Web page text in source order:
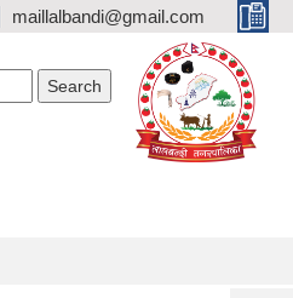
maillalbandi@gmail.com